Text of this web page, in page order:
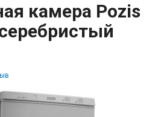
камера Pozis